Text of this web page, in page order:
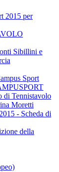
2015 per
Sibillini e
Sport
di Tennistavolo
Moretti
- Scheda di
della